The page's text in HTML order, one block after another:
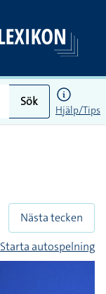
Sök
Hjälp/Tips
Nästa tecken
Starta autospelning